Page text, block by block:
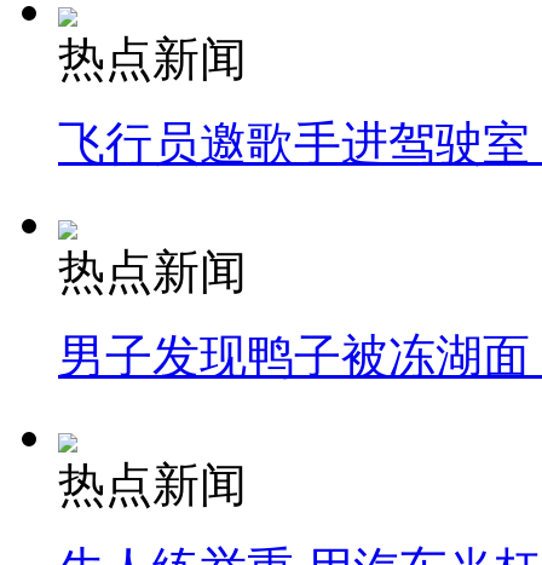
热点新闻
飞行员邀歌手进驾驶
热点新闻
男子发现鸭子被冻湖
热点新闻